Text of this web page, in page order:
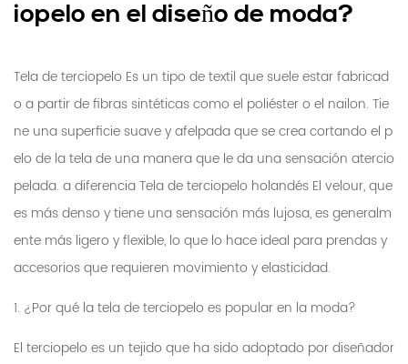
iopelo en el diseño de moda?
Tela de terciopelo Es un tipo de textil que suele estar fabricad
o a partir de fibras sintéticas como el poliéster o el nailon. Tie
ne una superficie suave y afelpada que se crea cortando el p
elo de la tela de una manera que le da una sensación atercio
pelada. a diferenciaTela de terciopelo holandés El velour, que
es más denso y tiene una sensación más lujosa, es generalm
ente más ligero y flexible, lo que lo hace ideal para prendas y
accesorios que requieren movimiento y elasticidad.
1. ¿Por qué la tela de terciopelo es popular en la moda?
El terciopelo es un tejido que ha sido adoptado por diseñador